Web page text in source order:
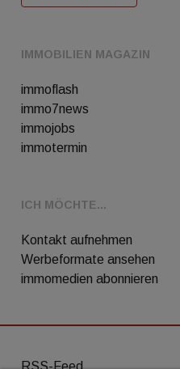
IMMOBILIEN MAGAZIN
immoflash
immo7news
immojobs
immotermin
ICH MÖCHTE...
Kontakt aufnehmen
Werbeformate ansehen
immomedien abonnieren
RSS-Feed